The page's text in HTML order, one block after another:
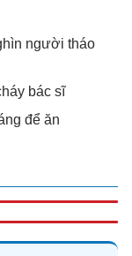
người tháo
bác sĩ
để ăn